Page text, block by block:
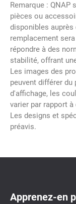
Remarque : QNAP
pièces ou
disponibles
remplacement
répondre à des
stabilité, offrant
Les images des
peuvent différer
d'affichage, les
varier par rapport
Les designs et
préavis.
Apprenez-en